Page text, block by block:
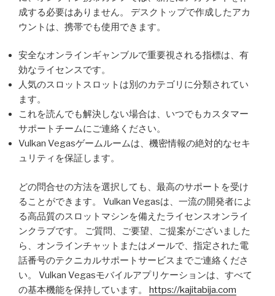
成する必要はありません。 デスクトップで作成したアカ
ウントは、携帯でも使用できます。
安全なオンラインギャンブルで重要視される指標は、有
効なライセンスです。
人気のスロットスロットは別のカテゴリに分類されてい
ます。
これを読んでも解決しない場合は、いつでもカスタマー
サポートチームにご連絡ください。
Vulkan Vegasゲームルームは、機密情報の絶対的なセキ
ュリティを保証します。
どの問合せの方法を選択しても、最高のサポートを受け
ることができます。 Vulkan Vegasは、一流の開発者によ
る高品質のスロットマシンを備えたライセンスオンライ
ンクラブです。 ご質問、ご要望、ご提案がございました
ら、オンラインチャットまたはメールで、指定された電
話番号のテクニカルサポートサービスまでご連絡くださ
い。 Vulkan Vegasモバイルアプリケーションは、すべて
の基本機能を保持しています。 https://kajitabija.com